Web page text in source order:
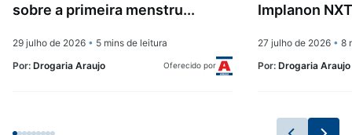
sobre a primeira menstru...
29 julho de 2026 • 5 mins de leitura
Por: Drogaria Araujo Oferecido por
Implanon
27 julho de 2026 • 8
Por: Drogaria Araujo